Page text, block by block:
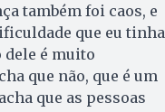
também foi caos, e
que eu tinha
dele é muito
que não, que é um
que as pessoas